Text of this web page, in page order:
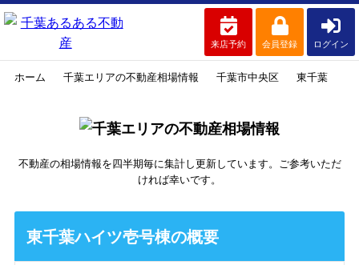
来店予約 会員登録 ログイン
ホーム 千葉エリアの不動産相場情報 千葉市中央区 東千葉
不動産の相場情報を四半期毎に集計し更新しています。ご参考いただ
ければ幸いです。
東千葉ハイツ壱号棟の概要